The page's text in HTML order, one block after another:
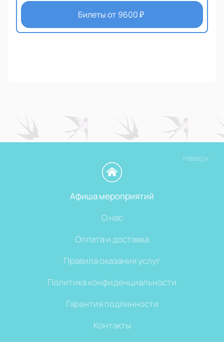
Билеты от 9600₽
Наверх
Афиша мероприятий
О нас
Оплата и доставка
Правила оказания услуг
Политика конфиденциальности
Гарантия подлинности
Контакты